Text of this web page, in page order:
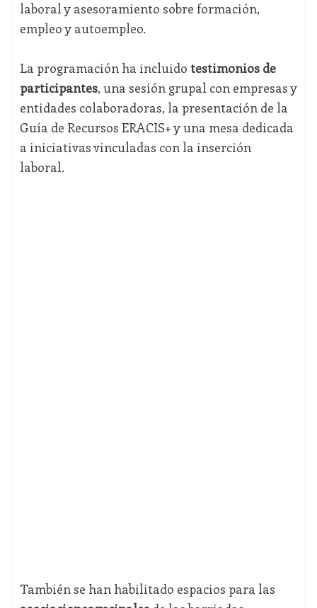
laboral y asesoramiento sobre formación,
empleo y autoempleo.
La programación ha incluido testimonios de
participantes, una sesión grupal con empresas y
entidades colaboradoras, la presentación de la
Guía de Recursos ERACIS+ y una mesa dedicada
a iniciativas vinculadas con la inserción
laboral.
También se han habilitado espacios para las